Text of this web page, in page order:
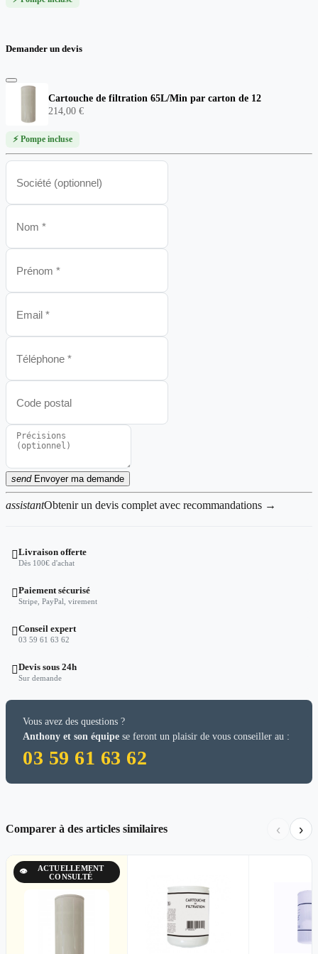
Demander un devis
Cartouche de filtration 65L/Min par carton de 12
214,00 €
⚡ Pompe incluse
sendEnvoyer ma demande
assistantObtenir un devis complet avec recommandations →
Livraison offerte
Dès 100€ d'achat
Paiement sécurisé
Stripe, PayPal, virement
Conseil expert
03 59 61 63 62
Devis sous 24h
Sur demande
Vous avez des questions ?
Anthony et son équipe se feront un plaisir de vous conseiller au :
03 59 61 63 62
Comparer à des articles similaires ‹ ›
👁
ACTUELLEMENT
CONSULTÉ